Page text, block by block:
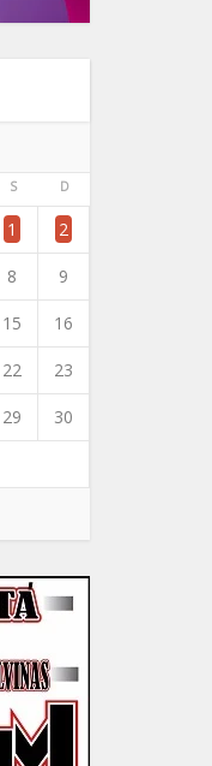
S D
1 2
8 9
15 16
22 23
29 30